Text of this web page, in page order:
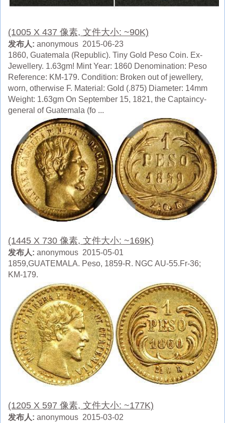
(1005 X 437 像素, 文件大小: ~90K)
发布人: anonymous 2015-06-23
1860, Guatemala (Republic). Tiny Gold Peso Coin. Ex-
Jewellery. 1.63gm! Mint Year: 1860 Denomination: Peso
Reference: KM-179. Condition: Broken out of jewellery,
worn, otherwise F. Material: Gold (.875) Diameter: 14mm
Weight: 1.63gm On September 15, 1821, the Captaincy-
general of Guatemala (fo ...
(1445 X 730 像素, 文件大小: ~169K)
发布人: anonymous 2015-05-01
1859,GUATEMALA. Peso, 1859-R. NGC AU-55.Fr-36;
KM-179.
(1205 X 597 像素, 文件大小: ~177K)
发布人: anonymous 2015-03-02